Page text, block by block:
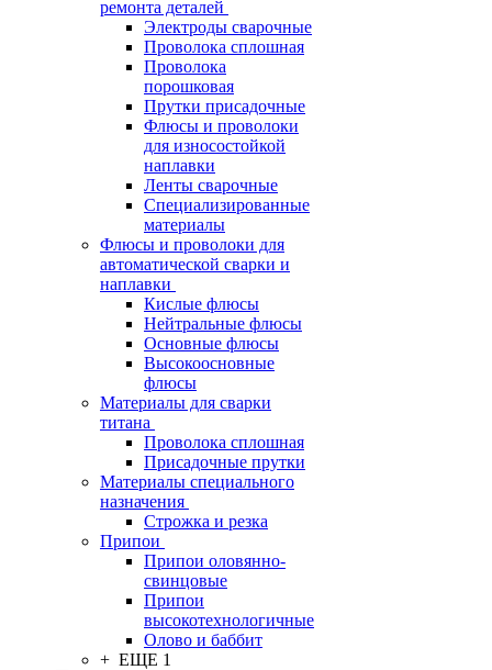
ремонта деталей
Электроды сварочные
Проволока сплошная
Проволока
порошковая
Прутки присадочные
Флюсы и проволоки
для износостойкой
наплавки
Ленты сварочные
Специализированные
материалы
Флюсы и проволоки для
автоматической сварки и
наплавки
Кислые флюсы
Нейтральные флюсы
Основные флюсы
Высокоосновные
флюсы
Материалы для сварки
титана
Проволока сплошная
Присадочные прутки
Материалы специального
назначения
Строжка и резка
Припои
Припои оловянно-
свинцовые
Припои
высокотехнологичные
Олово и баббит
+ ЕЩЕ 1